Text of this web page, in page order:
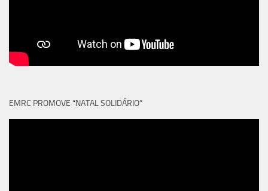
EMRC PROMOVE “NATAL SOLIDÁRIO”